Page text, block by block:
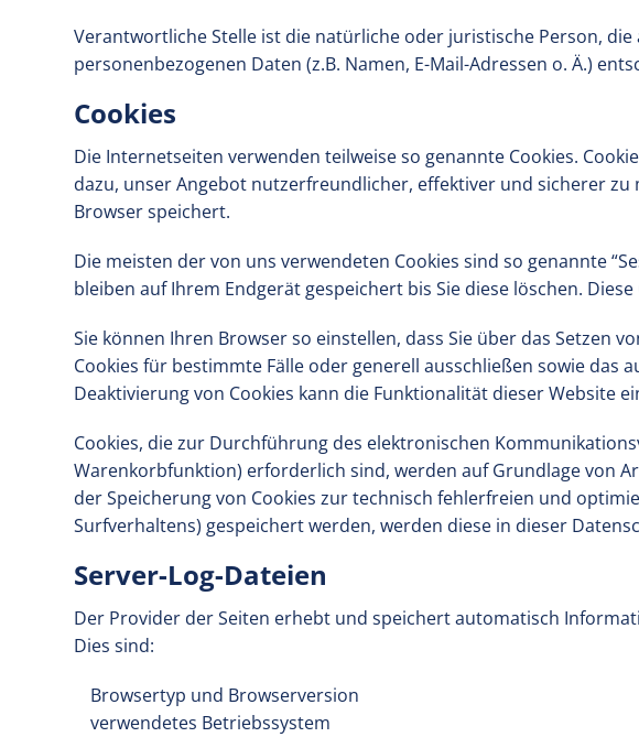
Verantwortliche Stelle ist die natürliche oder juristische Person,
personenbezogenen Daten (z.B. Namen, E-Mail-Adressen o. Ä.)
Cookies
Die Internetseiten verwenden teilweise so genannte Cookies.
dazu, unser Angebot nutzerfreundlicher, effektiver und sicherer
Browser speichert.
Die meisten der von uns verwendeten Cookies sind so genannte
bleiben auf Ihrem Endgerät gespeichert bis Sie diese löschen.
Sie können Ihren Browser so einstellen, dass Sie über das Setzen
Cookies für bestimmte Fälle oder generell ausschließen sowie das
Deaktivierung von Cookies kann die Funktionalität dieser Website
Cookies, die zur Durchführung des elektronischen
Warenkorbfunktion) erforderlich sind, werden auf Grundlage von
der Speicherung von Cookies zur technisch fehlerfreien und
Surfverhaltens) gespeichert werden, werden diese in dieser
Server-Log-Dateien
Der Provider der Seiten erhebt und speichert automatisch
Dies sind:
Browsertyp und Browserversion
verwendetes Betriebssystem